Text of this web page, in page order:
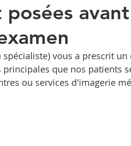
vous a prescrit
que nos patients
ou services d'imagerie